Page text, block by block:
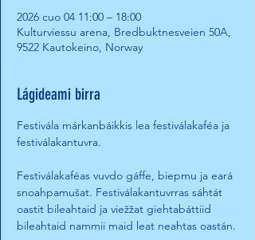
2026 cuo 04 11:00 – 18:00
Kulturviessu arena, Bredbuktnesveien 50A,
9522 Kautokeino, Norway
Lágideami birra
Festivála márkanbáikkis lea festiválakaféa ja
festiválakantuvra.
Festiválakaféas vuvdo gáffe, biepmu ja eará
snoahpamušat. Festiválakantuvrras sáhtát
oastit bileahtaid ja viežžat giehtabáttiid
bileahtaid nammii maid leat neahtas oastán.